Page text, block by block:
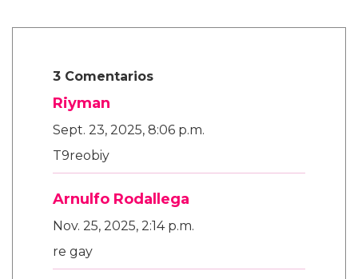
3 Comentarios
Riyman
Sept. 23, 2025, 8:06 p.m.
T9reobiy
Arnulfo Rodallega
Nov. 25, 2025, 2:14 p.m.
re gay